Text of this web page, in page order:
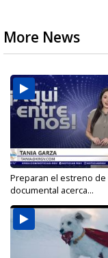
More News
Preparan el estreno de
documental acerca...